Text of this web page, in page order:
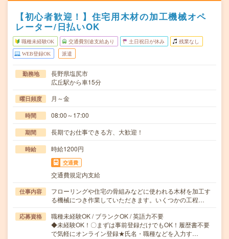
【初心者歓迎！】住宅用木材の加工機械オペ
レーター/日払いOK
職種未経験OK 交通費別途支給あり 土日祝日が休み 残業なし
WEB登録OK 派遣
勤務地
長野県塩尻市
広丘駅から車15分
曜日頻度 月～金
時間 08:00～17:00
期間 長期でお仕事できる方、大歓迎！
時給 時給1200円
交通費
交通費規定内支給
仕事内容
フローリングや住宅の骨組みなどに使われる木材を加工す
る機械につき作業していただきます。いくつかの工程…
応募資格
職種未経験OK / ブランクOK / 英語力不要
◆未経験OK！〇まずは事前登録だけでもOK！履歴書不要
で気軽にオンライン登録★氏名・職種などを入力す…